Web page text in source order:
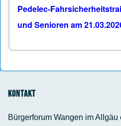
Pedelec-
und Senioren am
Kontakt
Bürgerforum Wangen im Allgäu